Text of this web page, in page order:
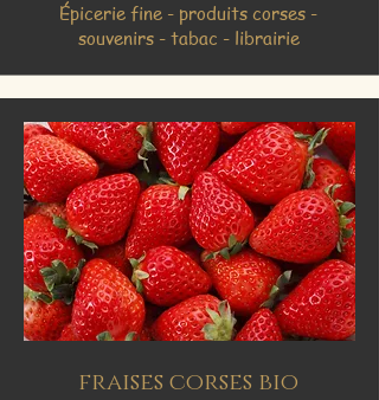
Épicerie fine - produits corses -
souvenirs - tabac - librairie
fraises corses bio